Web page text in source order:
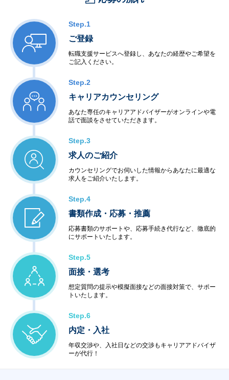
Step.1
ご登録
転職支援サービスへ登録し、あなたの経歴やご希望を
ご記入ください。
Step.2
キャリアカウンセリング
あなた専任のキャリアアドバイザーがオンラインや電
話で面談をさせていただきます。
Step.3
求人のご紹介
カウンセリングでお伺いした情報からあなたに最適な
求人をご紹介いたします。
Step.4
書類作成・応募・推薦
応募書類のサポートや、応募手続き代行など、徹底的
にサポートいたします。
Step.5
面接・選考
想定質問の提示や模擬面接などの面接対策で、サポー
トいたします。
Step.6
内定・入社
年収交渉や、入社日などの交渉もキャリアアドバイザ
ーが代行！